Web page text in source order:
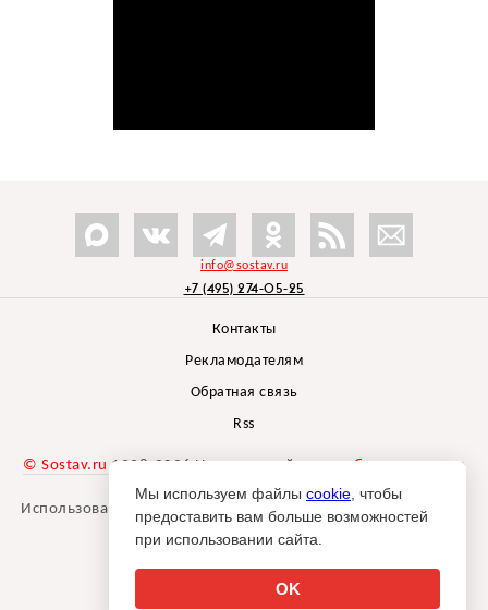
info@sostav.ru
+7 (495) 274-05-25
Контакты
Рекламодателям
Обратная связь
Rss
© Sostav.ru 1998-2026 Независимый проектбрендингового
агентства Depot
Использование материалов Sostav.ru допустимо только при
указании источника.
Мы используем файлы cookie , чтобы
предоставить вам больше возможностей
при использовании сайта.
OK